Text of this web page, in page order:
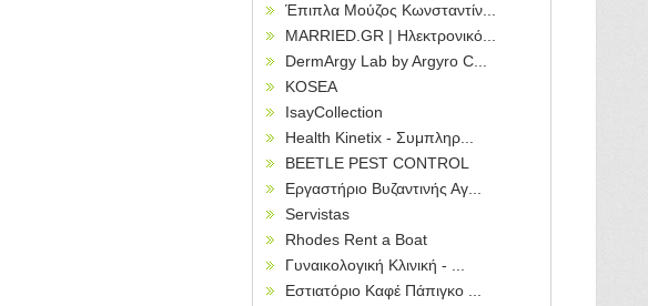
Έπιπλα Μούζος Κωνσταντίν...
MARRIED.GR | Ηλεκτρονικό...
DermArgy Lab by Argyro C...
KOSEA
IsayCollection
Health Kinetix - Συμπληρ...
BEETLE PEST CONTROL
Εργαστήριο Βυζαντινής Αγ...
Servistas
Rhodes Rent a Boat
Γυναικολογική Κλινική - ...
Εστιατόριο Καφέ Πάπιγκο ...